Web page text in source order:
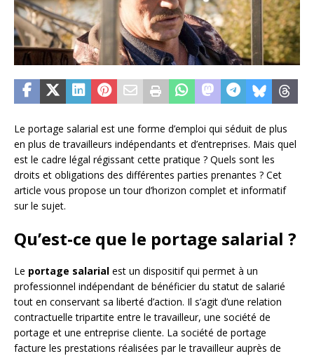
Le portage salarial est une forme d’emploi qui séduit de plus
en plus de travailleurs indépendants et d’entreprises. Mais quel
est le cadre légal régissant cette pratique ? Quels sont les
droits et obligations des différentes parties prenantes ? Cet
article vous propose un tour d’horizon complet et informatif
sur le sujet.
Qu’est-ce que le portage salarial ?
Le portage salarial est un dispositif qui permet à un
professionnel indépendant de bénéficier du statut de salarié
tout en conservant sa liberté d’action. Il s’agit d’une relation
contractuelle tripartite entre le travailleur, une société de
portage et une entreprise cliente. La société de portage
facture les prestations réalisées par le travailleur auprès de